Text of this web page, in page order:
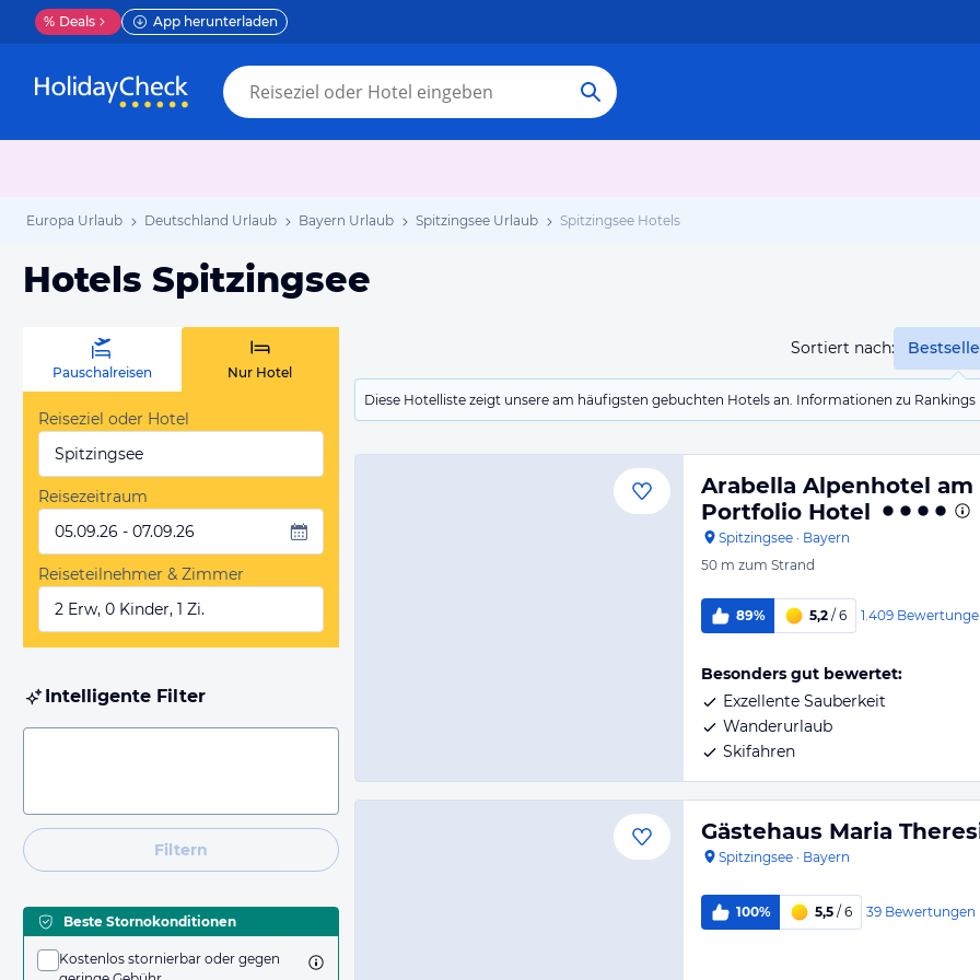
% Deals App herunterladen
Europa Urlaub Deutschland Urlaub Bayern Urlaub Spitzingsee Urlaub Spitzingsee Hotels
Hotels Spitzingsee
Sortiert nach:
Diese Hotelliste zeigt unsere am häufigsten gebuchten Hotels an. Informationen zu
Pauschalreisen Nur Hotel
Reiseziel oder Hotel
Spitzingsee
Reisezeitraum
05.09.26 - 07.09.26
Reiseteilnehmer & Zimmer
2 Erw, 0 Kinder, 1 Zi.
Intelligente Filter
Filtern
Beste Stornokonditionen
Kostenlos stornierbar oder gegen
Arabella Alpenhotel
Portfolio Hotel
Spitzingsee · Bayern
50 m zum Strand
89% 5,2 / 6 1.409
Besonders gut bewertet:
Exzellente Sauberkeit
Wanderurlaub
Skifahren
Gästehaus Maria
Spitzingsee · Bayern
100% 5,5 / 6 39 Bewertungen